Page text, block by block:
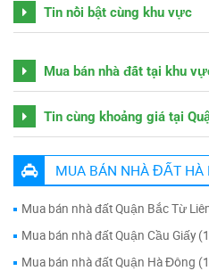
Tin nổi bật cùng khu vực
Mua bán nhà đất tại khu
Tin cùng khoảng giá tại
MUA BÁN NHÀ ĐẤT HÀ
Mua bán nhà đất Quận Bắc Từ
Mua bán nhà đất Quận Cầu Giấy
Mua bán nhà đất Quận Hà Đông